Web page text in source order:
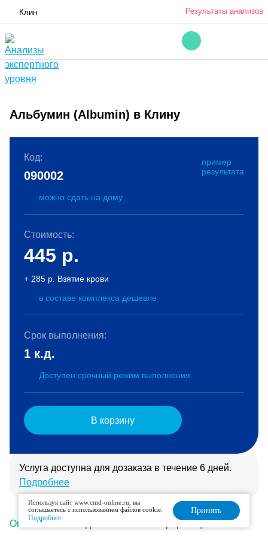
Клин Результаты анализов
Альбумин (Albumin) в Клину
Описание Интерпретация
Код:
пример
результата
090002
можно сдать на дому
Стоимость:
445 р.
+ 285 р. Взятие крови
в составе комплекса дешевле
Срок выполнения:
1 к.д.
Доступен срочный режим выполнения
В корзину
Услуга доступна для дозаказа в течение 6 дней.
Подробнее
Используя сайт www.cmd-online.ru, вы
соглашаетесь с использованием файлов cookie.
Подробнее
Принять